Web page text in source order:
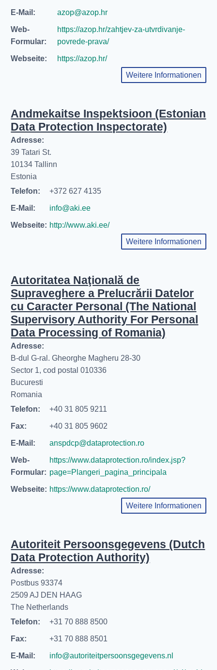
E-Mail: azop@azop.hr
Web-
Formular:
https://azop.hr/zahtjev-za-utvrdivanje-
povrede-prava/
Webseite:
https://azop.hr/
Weitere Informationen
Andmekaitse Inspektsioon (Estonian
Data Protection Inspectorate)
Adresse:
39 Tatari St.
10134 Tallinn
Estonia
Telefon:
+372 627 4135
E-Mail: info@aki.ee
Webseite: http://www.aki.ee/
Weitere Informationen
Autoritatea Naţională de
Supraveghere a Prelucrării Datelor
cu Caracter Personal (The National
Supervisory Authority For Personal
Data Processing of Romania)
Adresse:
B-dul G-ral. Gheorghe Magheru 28-30
Sector 1, cod postal 010336
Bucuresti
Romania
Telefon:
+40 31 805 9211
Fax: +40 31 805 9602
E-Mail: anspdcp@dataprotection.ro
Web-
Formular:
https://www.dataprotection.ro/index.jsp?
page=Plangeri_pagina_principala
Webseite: https://www.dataprotection.ro/
Weitere Informationen
Autoriteit Persoonsgegevens (Dutch
Data Protection Authority)
Adresse:
Postbus 93374
2509 AJ DEN HAAG
The Netherlands
Telefon:
+31 70 888 8500
Fax: +31 70 888 8501
E-Mail: info@autoriteitpersoonsgegevens.nl